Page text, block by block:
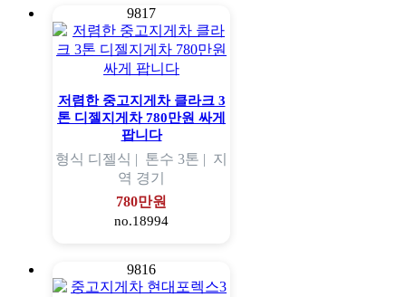
9817
저렴한 중고지게차 클라크 3
톤 디젤지게차 780만원 싸게
팝니다
형식 디젤식 | 톤수 3톤 | 지
역 경기
780만원
no.18994
9816